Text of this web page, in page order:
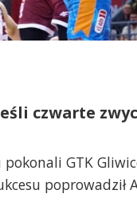
czwarte
GTK